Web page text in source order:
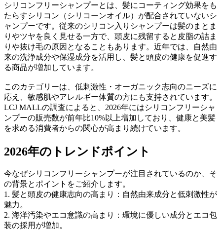
シリコンフリーシャンプーとは、髪にコーティング効果をも
たらすシリコン（シリコーンオイル）が配合されていないシ
ャンプーです。従来のシリコン入りシャンプーは髪のまとま
りやツヤを良く見せる一方で、頭皮に残留すると皮脂の詰ま
りや抜け毛の原因となることもあります。近年では、自然由
来の洗浄成分や保湿成分を活用し、髪と頭皮の健康を促進す
る商品が増加しています。
このカテゴリーは、低刺激性・オーガニック志向のニーズに
応え、敏感肌やアレルギー体質の方にも支持されています。
LCJ MALLの調査によると、2026年にはシリコンフリーシャ
ンプーの販売数が前年比10%以上増加しており、健康と美髪
を求める消費者からの関心が高まり続けています。
2026年のトレンドポイント
今なぜシリコンフリーシャンプーが注目されているのか、そ
の背景とポイントをご紹介します。
1. 髪と頭皮の健康志向の高まり：自然由来成分と低刺激性が
魅力。
2. 海洋汚染やエコ意識の高まり：環境に優しい成分とエコ包
装の採用が増加。